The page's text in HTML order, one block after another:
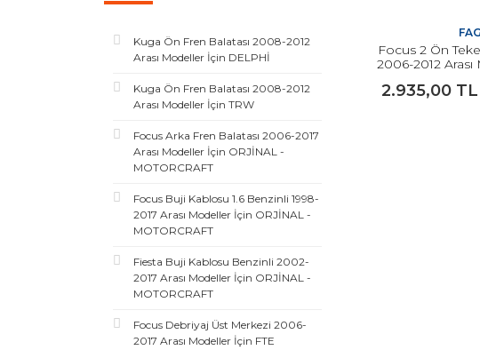
Kuga Ön Fren Balatası 2008-2012
Arası Modeller İçin DELPHİ
Kuga Ön Fren Balatası 2008-2012
Arası Modeller İçin TRW
Focus Arka Fren Balatası 2006-2017
Arası Modeller İçin ORJİNAL -
MOTORCRAFT
Focus Buji Kablosu 1.6 Benzinli 1998-
2017 Arası Modeller İçin ORJİNAL -
MOTORCRAFT
Fiesta Buji Kablosu Benzinli 2002-
2017 Arası Modeller İçin ORJİNAL -
MOTORCRAFT
Focus Debriyaj Üst Merkezi 2006-
2017 Arası Modeller İçin FTE
FAG
Focus 2 Ön
2006-2012
2.935,00 TL